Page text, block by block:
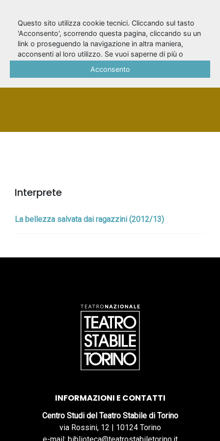
Vanosi, Anna
PERSONA
Interprete
La bellezza salvata dai ragazzini (2012/13)
INFORMAZIONI E CONTATTI
Centro Studi del Teatro Stabile di Torino
via Rossini, 12 | 10124 Torino
Questo sito utilizza cookie tecnici. Cliccando sul tasto
'Acconsento', scorrendo questa pagina, cliccando su un
link o proseguendo la navigazione in altra maniera,
acconsenti al loro utilizzo. Se vuoi saperne di più o
Acconsento